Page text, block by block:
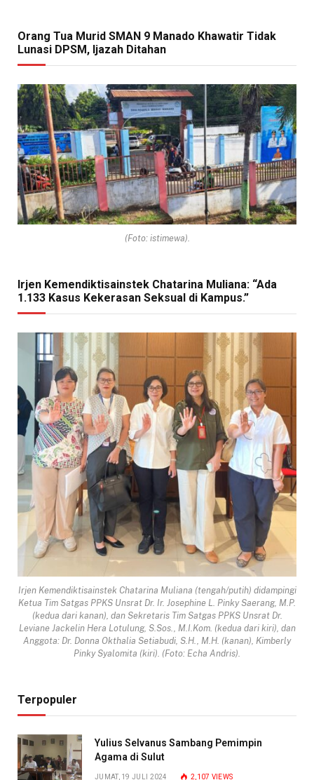
Orang Tua Murid SMAN 9 Manado Khawatir Tidak
Lunasi DPSM, Ijazah Ditahan
(Foto: istimewa).
Irjen Kemendiktisainstek Chatarina Muliana: “Ada
1.133 Kasus Kekerasan Seksual di Kampus.”
Irjen Kemendiktisainstek Chatarina Muliana (tengah/putih) didampingi
Ketua Tim Satgas PPKS Unsrat Dr. Ir. Josephine L. Pinky Saerang, M.P.
(kedua dari kanan), dan Sekretaris Tim Satgas PPKS Unsrat Dr.
Leviane Jackelin Hera Lotulung, S.Sos., M.I.Kom. (kedua dari kiri), dan
Anggota: Dr. Donna Okthalia Setiabudi, S.H., M.H. (kanan), Kimberly
Pinky Syalomita (kiri). (Foto: Echa Andris).
Terpopuler
Yulius Selvanus Sambang Pemimpin
Agama di Sulut
JUMAT, 19 JULI 2024 2,107 VIEWS